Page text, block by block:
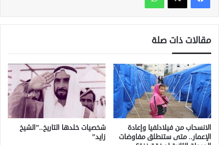
مقالات ذات صلة
الانسحاب من فيلادلفيا وإعادة
الإعمار.. متى ستنطلق مفاوضات
شخصيات خلدها التاريخ..”الشيخ
زايد”